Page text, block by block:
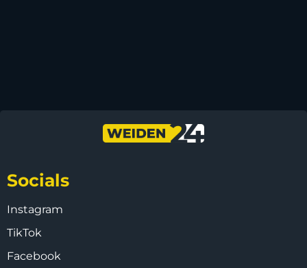
Socials
Instagram
TikTok
Facebook